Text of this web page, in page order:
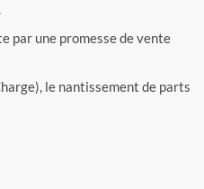
par une promesse de vente
le nantissement de parts